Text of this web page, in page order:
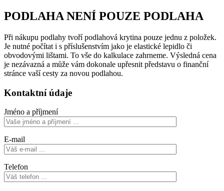
PODLAHA NENÍ POUZE PODLAHA
Při nákupu podlahy tvoří podlahová krytina pouze jednu z položek.
Je nutné počítat i s příslušenstvím jako je elastické lepidlo či
obvodovými lištami. To vše do kalkulace zahrneme. Výsledná cena
je nezávazná a může vám dokonale upřesnit představu o finanční
stránce vaší cesty za novou podlahou.
Kontaktní údaje
Jméno a příjmení
E-mail
Telefon